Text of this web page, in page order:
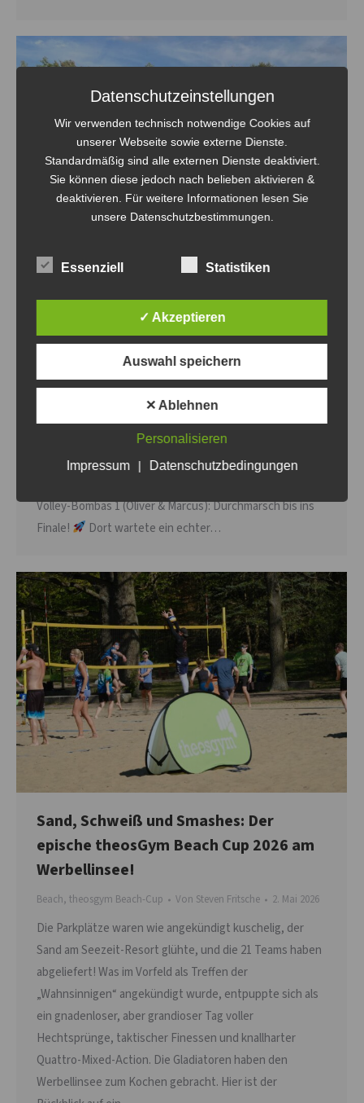
Showdown am Wolletzsee: Die
Volley-Bombas holen Silber!
Oliver Eich 24. Mai 2026
Beim 1. Beachvolleyballturnier
es für 12 Teams heiß her. Hechtsprünge, Traumwetter
und Beachvolleyball auf Top-Niveau! Wir waren mit zwei
Volley-Bombas 1 (Oliver & Marcus): Durchmarsch bis ins
Finale!
Dort wartete ein echter…
Sand, Schweiß und Smashes: Der
epische theosGym Beach Cup 2026 am
Werbellinsee!
Beach, theosgym Beach-Cup Von Steven Fritsche 2. Mai 2026
Die Parkplätze waren wie angekündigt kuschelig, der
Sand am Seezeit-Resort glühte, und die 21 Teams haben
abgeliefert! Was im Vorfeld als Treffen der
„Wahnsinnigen“ angekündigt wurde, entpuppte sich als
ein gnadenloser, aber grandioser Tag voller
Hechtsprünge, taktischer Finessen und knallharter
Quattro-Mixed-Action. Die Gladiatoren haben den
Werbellinsee zum Kochen gebracht. Hier ist der
Datenschutzeinstellungen
Wir verwenden technisch notwendige Cookies auf
unserer Webseite sowie externe Dienste.
Standardmäßig sind alle externen Dienste deaktiviert.
Sie können diese jedoch nach belieben aktivieren &
deaktivieren. Für weitere Informationen lesen Sie
unsere Datenschutzbestimmungen.
Essenziell Statistiken
✓ Akzeptieren
Auswahl speichern
✕ Ablehnen
Personalisieren
Impressum
| Datenschutzbedingungen